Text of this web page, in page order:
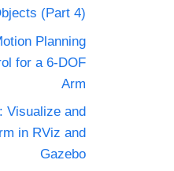
(Part 4)
Planning
for a 6-DOF
Arm
Visualize and
in RViz and
Gazebo